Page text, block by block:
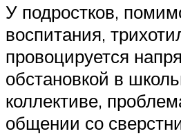
У подростков,
воспитания,
провоцируется
обстановкой в
коллективе,
общении со